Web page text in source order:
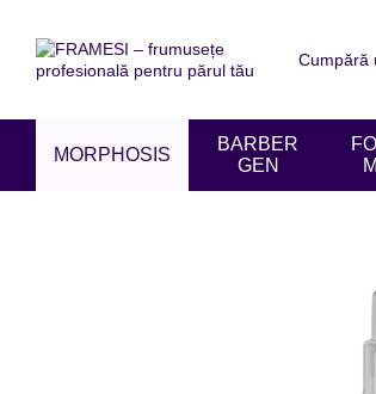
Cumpără
MORPHOSIS
BARBER
GEN